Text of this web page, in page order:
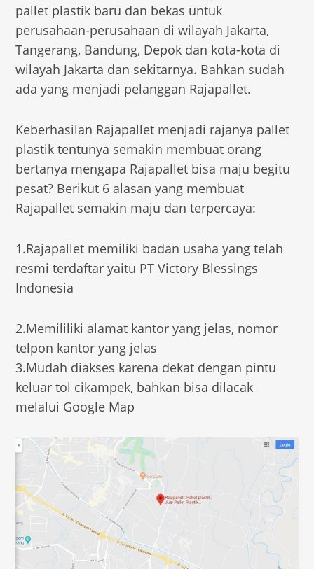
pallet plastik baru dan bekas untuk
perusahaan-perusahaan di wilayah Jakarta,
Tangerang, Bandung, Depok dan kota-kota di
wilayah Jakarta dan sekitarnya. Bahkan sudah
ada yang menjadi pelanggan Rajapallet.
Keberhasilan Rajapallet menjadi rajanya pallet
plastik tentunya semakin membuat orang
bertanya mengapa Rajapallet bisa maju begitu
pesat? Berikut 6 alasan yang membuat
Rajapallet semakin maju dan terpercaya:
1.Rajapallet memiliki badan usaha yang telah
resmi terdaftar yaitu PT Victory Blessings
Indonesia
2.Memililiki alamat kantor yang jelas, nomor
telpon kantor yang jelas
3.Mudah diakses karena dekat dengan pintu
keluar tol cikampek, bahkan bisa dilacak
melalui Google Map